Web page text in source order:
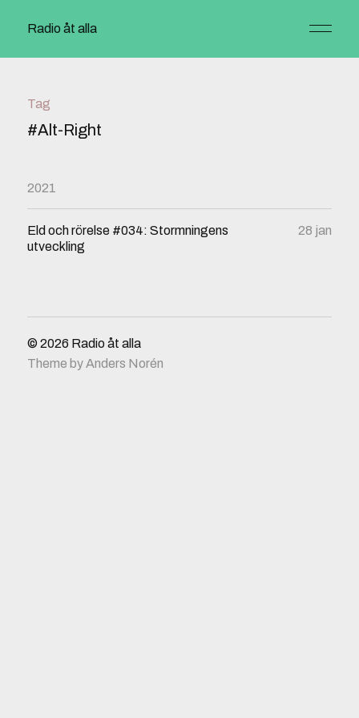
Radio åt alla
Tag
#Alt-Right
2021
Eld och rörelse #034: Stormningens
utveckling
28 jan
© 2026 Radio åt alla
Theme byAnders Norén